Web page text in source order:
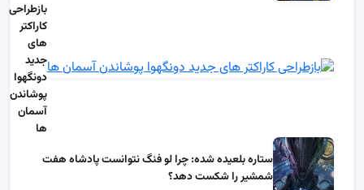
بازطراحی
کاراکتر
های
جدید
دونگهوا
پوشاندن
آسمان
ها
ستاره بلعیده شده: چرا لو فنگ نتوانست پادشاه هفت
شمشیر را شکست دهد؟